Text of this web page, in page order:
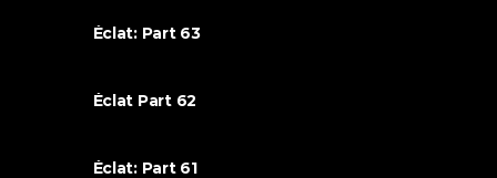
Éclat: Part 63
Éclat Part 62
Éclat: Part 61